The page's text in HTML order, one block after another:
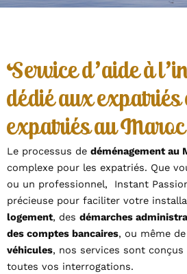
Service d'aide à
dédié aux expatriés
expatriés au Maroc
Le processus de déménagement au
complexe pour les expatriés. Que
ou un professionnel, Instant
précieuse pour faciliter votre
logement, des démarches
des comptes bancaires, ou même de
véhicules, nos services sont
toutes vos interrogations.